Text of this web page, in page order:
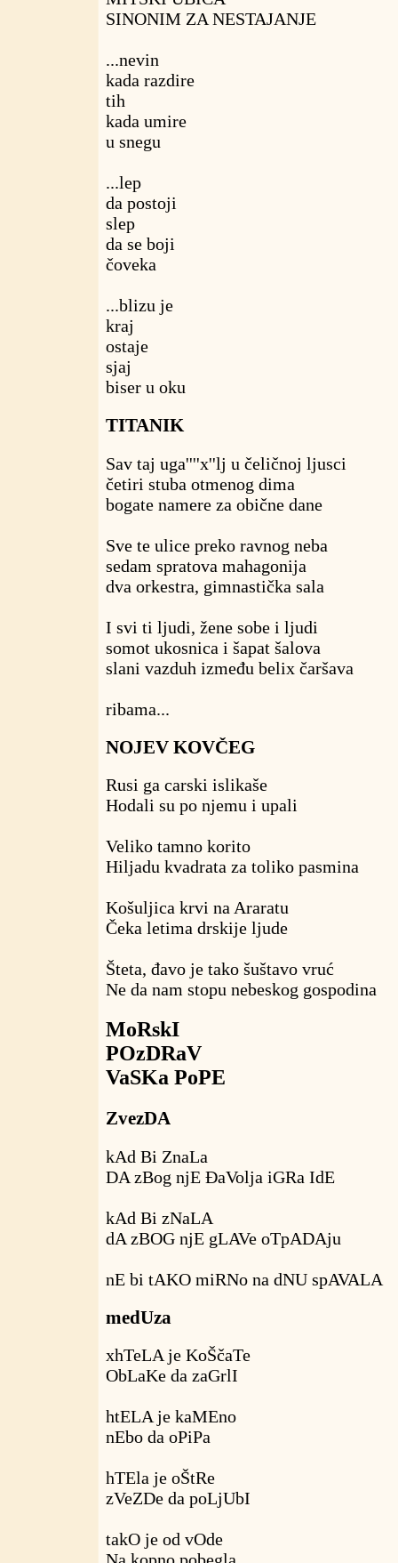
SINONIM ZA NESTAJANJE
...nevin
kada razdire
tih
kada umire
u snegu
...lep
da postoji
slep
da se boji
čoveka
...blizu je
kraj
ostaje
sjaj
biser u oku
TITANIK
Sav taj uga''''x''lj u čeličnoj ljusci
četiri stuba otmenog dima
bogate namere za obične dane
Sve te ulice preko ravnog neba
sedam spratova mahagonija
dva orkestra, gimnastička sala
I svi ti ljudi, žene sobe i ljudi
somot ukosnica i šapat šalova
slani vazduh između belix čaršava
ribama...
NOJEV KOVČEG
Rusi ga carski islikaše
Hodali su po njemu i upali
Veliko tamno korito
Hiljadu kvadrata za toliko pasmina
Košuljica krvi na Araratu
Čeka letima drskije ljude
Šteta, đavo je tako šuštavo vruć
Ne da nam stopu nebeskog gospodina
MoRskI
POzDRaV
VaSKa PoPE
ZvezDA
kAd Bi ZnaLa
DA zBog njE ĐaVolja iGRa IdE
kAd Bi zNaLA
dA zBOG njE gLAVe oTpADAju
nE bi tAKO miRNo na dNU spAVALA
medUza
xhTeLA je KoŠčaTe
ObLaKe da zaGrlI
htELA je kaMEno
nEbo da oPiPa
hTEla je oŠtRe
zVeZDe da poLjUbI
takO je od vOde